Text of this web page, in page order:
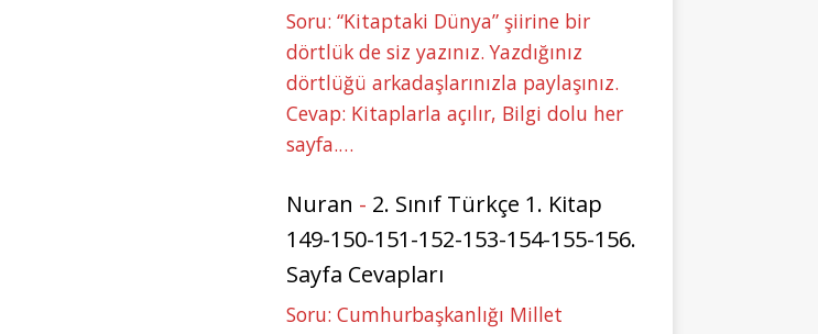
Soru: “Kitaptaki Dünya” şiirine bir
dörtlük de siz yazınız. Yazdığınız
dörtlüğü arkadaşlarınızla paylaşınız.
Cevap: Kitaplarla açılır, Bilgi dolu her
sayfa.…
Nuran - 2. Sınıf Türkçe 1. Kitap
149-150-151-152-153-154-155-156.
Sayfa Cevapları
Soru: Cumhurbaşkanlığı Millet